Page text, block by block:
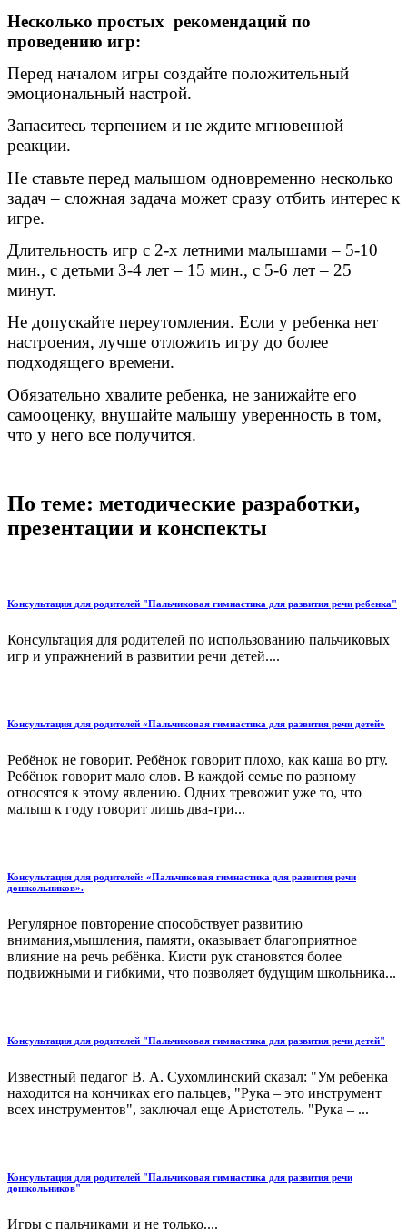
Несколько простых рекомендаций по
проведению игр:
Перед началом игры создайте положительный
эмоциональный настрой.
Запаситесь терпением и не ждите мгновенной
реакции.
Не ставьте перед малышом одновременно несколько
задач – сложная задача может сразу отбить интерес к
игре.
Длительность игр с 2-х летними малышами – 5-10
мин., с детьми 3-4 лет – 15 мин., с 5-6 лет – 25
минут.
Не допускайте переутомления. Если у ребенка нет
настроения, лучше отложить игру до более
подходящего времени.
Обязательно хвалите ребенка, не занижайте его
самооценку, внушайте малышу уверенность в том,
что у него все получится.
По теме: методические разработки,
презентации и конспекты
Консультация для родителей "Пальчиковая гимнастика для развития речи ребенка"
Консультация для родителей по использованию пальчиковых
игр и упражнений в развитии речи детей....
Консультация для родителей «Пальчиковая гимнастика для развития речи детей»
Ребёнок не говорит. Ребёнок говорит плохо, как каша во рту.
Ребёнок говорит мало слов. В каждой семье по разному
относятся к этому явлению. Одних тревожит уже то, что
малыш к году говорит лишь два-три...
Консультация для родителей: «Пальчиковая гимнастика для развития речи
дошкольников».
Регулярное повторение способствует развитию
внимания,мышления, памяти, оказывает благоприятное
влияние на речь ребёнка. Кисти рук становятся более
подвижными и гибкими, что позволяет будущим школьника...
Консультация для родителей "Пальчиковая гимнастика для развития речи детей"
Известный педагог В. А. Сухомлинский сказал: "Ум ребенка
находится на кончиках его пальцев, "Рука – это инструмент
всех инструментов", заключал еще Аристотель. "Рука – ...
Консультация для родителей "Пальчиковая гимнастика для развития речи
дошкольников"
Игры с пальчиками и не только....